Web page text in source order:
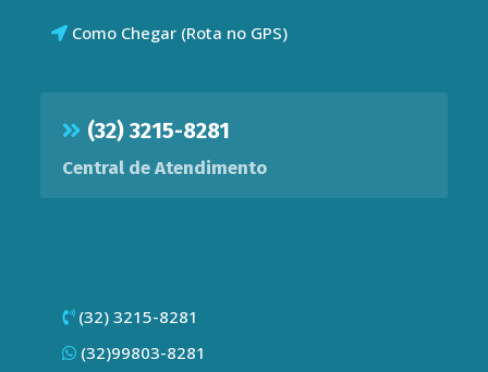
Como Chegar (Rota no GPS)
(32) 3215-8281
Central de Atendimento
(32) 3215-8281
(32)99803-8281